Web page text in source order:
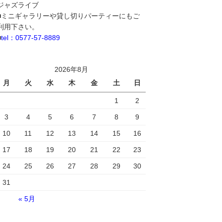
ャズライブ
ニギャラリーや貸し切りパーティーにもご
用下さい。
tel：0577-57-8889
2026年8月
月
火 水 木 金 土 日
1 2
3 4 5 6 7 8 9
10 11 12 13 14 15 16
17 18 19 20 21 22 23
24 25 26 27 28 29 30
31
« 5月